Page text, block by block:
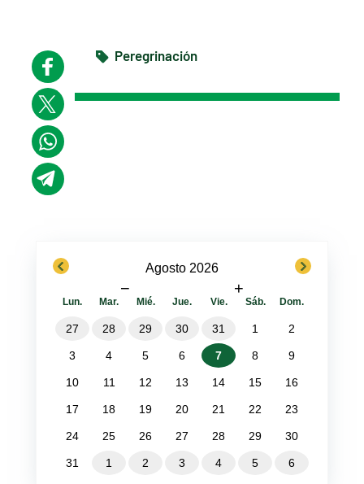
Peregrinación
previous Agosto 2026
− +
next
Lun. Mar. Mié. Jue. Vie. Sáb. Dom.
27 28 29 30 31 1 2
3 4 5 6 7 8 9
10 11 12 13 14 15 16
17 18 19 20 21 22 23
24 25 26 27 28 29 30
31 1 2 3 4 5 6